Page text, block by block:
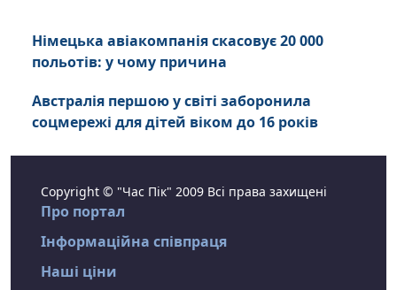
Німецька авіакомпанія скасовує 20 000
польотів: у чому причина
Австралія першою у світі заборонила
соцмережі для дітей віком до 16 років
Copyright © "Час Пік" 2009 Всі права захищені
Про портал
Інформаційна співпраця
Наші ціни